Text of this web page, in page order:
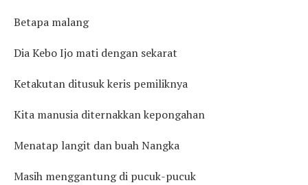
Betapa malang
Dia Kebo Ijo mati dengan sekarat
Ketakutan ditusuk keris pemiliknya
Kita manusia diternakkan kepongahan
Menatap langit dan buah Nangka
Masih menggantung di pucuk-pucuk